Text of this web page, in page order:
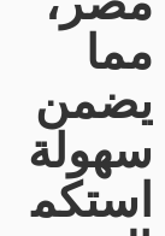
مما
يضمن
سهولة
استكم